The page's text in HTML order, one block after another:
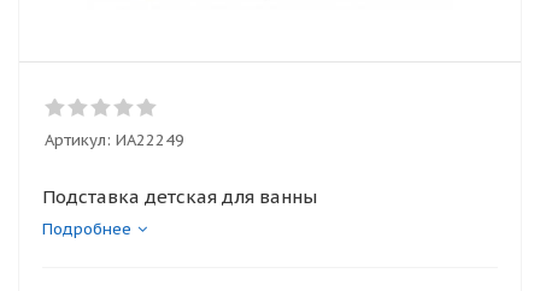
Артикул: ИА22249
Подставка детская для ванны
Подробнее